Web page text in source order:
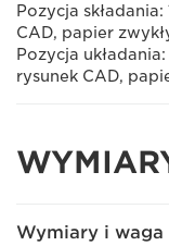
Pozycja
CAD, papier
Pozycja
rysunek CAD,
Wymiary i waga